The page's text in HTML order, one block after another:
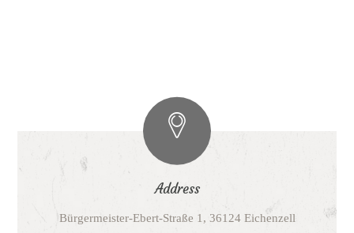
Address
Bürgermeister-Ebert-Straße 1, 36124 Eichenzell